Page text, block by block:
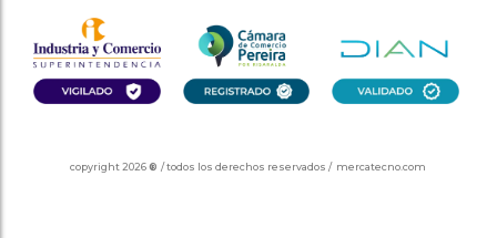
copyright 2026® / todos los derechos reservados / mercatecno.com